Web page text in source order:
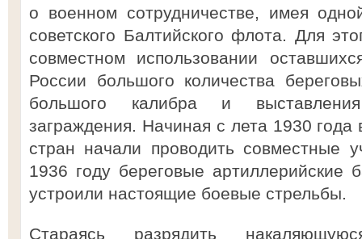
о военном сотрудничестве, имея
советского Балтийского флота. Для
совместном использовании
России большого количества
большого калибра и
заграждения. Начиная с лета 1930
стран начали проводить совместные
1936 году береговые артиллерийские
устроили настоящие боевые стрельбы.
Стараясь разрядить